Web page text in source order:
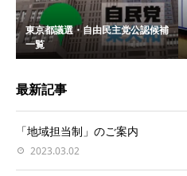
東京都議選・自由民主党公認候補
一覧
最新記事
「地域担当制」のご案内
2023.03.02